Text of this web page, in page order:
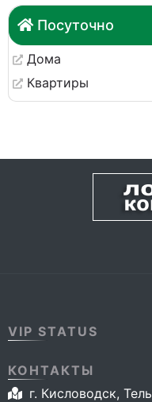
Посуточно
Дома
Квартиры
VIP STATUS
КОНТАКТЫ
г. Кисловодск,